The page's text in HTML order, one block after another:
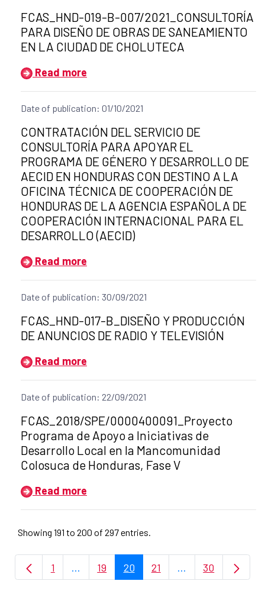
Title of the announcement:
FCAS_HND-019-B-007/2021_CONSULTORÍA
PARA DISEÑO DE OBRAS DE SANEAMIENTO
EN LA CIUDAD DE CHOLUTECA
Read more
Date of publication: 01/10/2021
Title of the announcement:
CONTRATACIÓN DEL SERVICIO DE
CONSULTORÍA PARA APOYAR EL
PROGRAMA DE GÉNERO Y DESARROLLO DE
AECID EN HONDURAS CON DESTINO A LA
OFICINA TÉCNICA DE COOPERACIÓN DE
HONDURAS DE LA AGENCIA ESPAÑOLA DE
COOPERACIÓN INTERNACIONAL PARA EL
DESARROLLO (AECID)
Read more
Date of publication: 30/09/2021
Title of the announcement:
FCAS_HND-017-B_DISEÑO Y PRODUCCIÓN
DE ANUNCIOS DE RADIO Y TELEVISIÓN
Read more
Date of publication: 22/09/2021
Title of the announcement:
FCAS_2018/SPE/0000400091_Proyecto
Programa de Apoyo a Iniciativas de
Desarrollo Local en la Mancomunidad
Colosuca de Honduras, Fase V
Read more
Showing 191 to 200 of 297 entries.
Page
1 ...Intermediate Pages Use TAB to navigate.
Page
19 Page
20 Page
21 ...Intermediate
Page
30